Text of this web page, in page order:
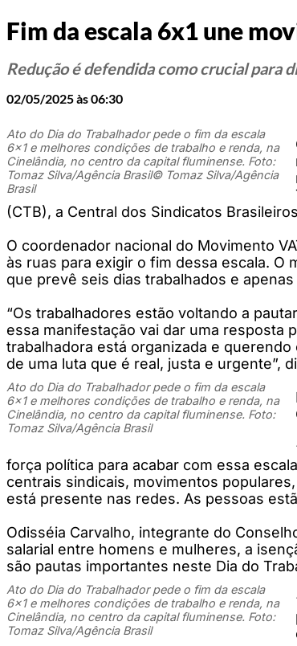
Fim da escala 6x1 une
Redução é defendida como crucial para
02/05/2025 às 06:30
Ato do Dia do Trabalhador pede o fim da escala
6x1 e melhores condições de trabalho e renda, na
Cinelândia, no centro da capital fluminense. Foto:
Tomaz Silva/Agência Brasil© Tomaz Silva/Agência
Brasil
(CTB), a Central dos Sindicatos
O coordenador nacional do Movimento
às ruas para exigir o fim dessa escala. O
que prevê seis dias trabalhados e
“Os trabalhadores estão voltando a
essa manifestação vai dar uma resposta
trabalhadora está organizada e
de uma luta que é real, justa e urgente”,
Ato do Dia do Trabalhador pede o fim da escala
6x1 e melhores condições de trabalho e renda, na
Cinelândia, no centro da capital fluminense. Foto:
Tomaz Silva/Agência Brasil
força política para acabar com essa
centrais sindicais, movimentos
está presente nas redes. As pessoas
Odisséia Carvalho, integrante do
salarial entre homens e mulheres, a
são pautas importantes neste Dia do
Ato do Dia do Trabalhador pede o fim da escala
6x1 e melhores condições de trabalho e renda, na
Cinelândia, no centro da capital fluminense. Foto:
Tomaz Silva/Agência Brasil